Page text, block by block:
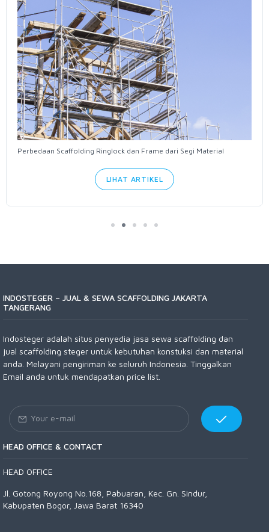
Perbedaan Scaffolding Ringlock dan Frame dari Segi Material
LIHAT ARTIKEL
INDOSTEGER – JUAL & SEWA SCAFFOLDING JAKARTA
TANGERANG
Indosteger adalah situs penyedia jasa sewa scaffolding dan
jual scaffolding steger untuk kebutuhan konstuksi dan material
anda. Melayani pengiriman ke seluruh Indonesia. Tinggalkan
Email anda untuk mendapatkan price list.
HEAD OFFICE & CONTACT
HEAD OFFICE
Jl. Gotong Royong No.168, Pabuaran, Kec. Gn. Sindur,
Kabupaten Bogor, Jawa Barat 16340